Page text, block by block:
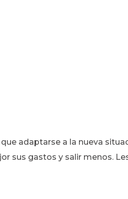
adaptarse a la nueva
sus gastos y salir menos.